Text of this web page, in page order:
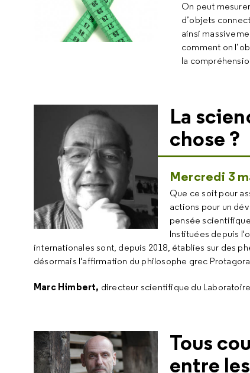
On peut
d’objets
ainsi
comment on
la
La
chose ?
Mercredi 3
Que ce soit pour
actions pour un
pensée
Instituées depuis
internationales sont, depuis 2018, établies sur des
désormais l'affirmation du philosophe grec
Marc Himbert, directeur scientifique du
Tous
entre